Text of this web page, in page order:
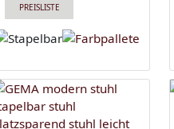
PREISLISTE